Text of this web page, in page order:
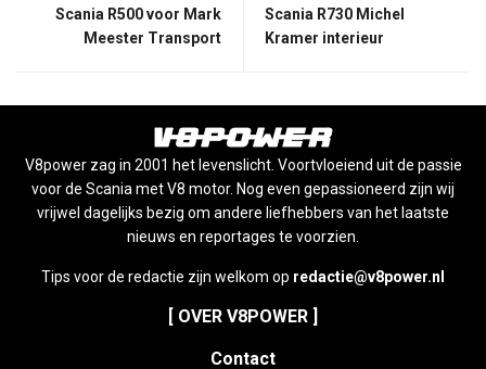
Scania R500 voor Mark
Meester Transport
Scania R730 Michel
Kramer interieur
V8power zag in 2001 het levenslicht. Voortvloeiend uit de passie
voor de Scania met V8 motor. Nog even gepassioneerd zijn wij
vrijwel dagelijks bezig om andere liefhebbers van het laatste
nieuws en reportages te voorzien.
Tips voor de redactie zijn welkom op redactie@v8power.nl
[ OVER V8POWER ]
Contact